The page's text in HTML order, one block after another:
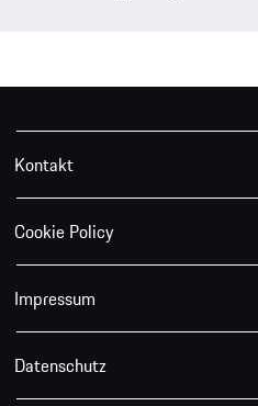
Kontakt
Cookie Policy
Impressum
Datenschutz